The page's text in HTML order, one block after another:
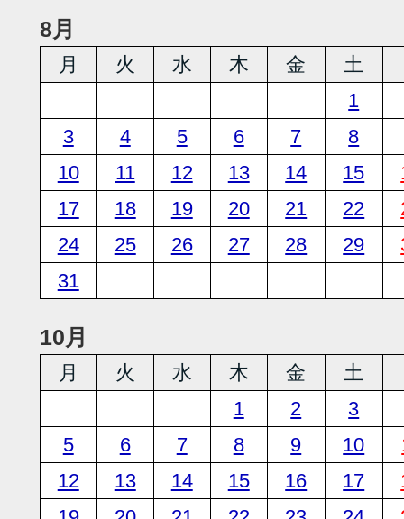
8月
月 火 水 木 金 土
1
3
4 5 6 7
8
10
11 12 13 14 15
17
18 19 20 21 22
24
25 26 27 28 29
31
10月
月 火 水 木 金 土
1
2
3
5
6 7 8 9 10
12
13 14 15 16 17